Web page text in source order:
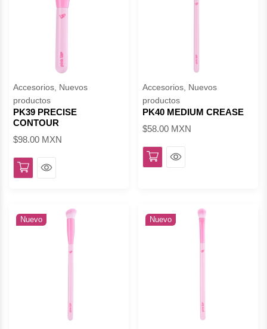
Accesorios, Nuevos
productos
PK39 PRECISE
CONTOUR
$98.00 MXN
Ver
Accesorios, Nuevos
productos
PK40 MEDIUM CREASE
$58.00 MXN
Ver
Nuevo Nuevo